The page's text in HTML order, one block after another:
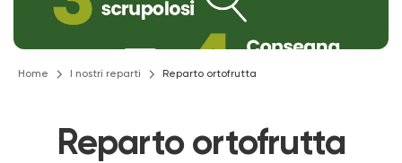
Home I nostri reparti Reparto ortofrutta
Reparto ortofrutta